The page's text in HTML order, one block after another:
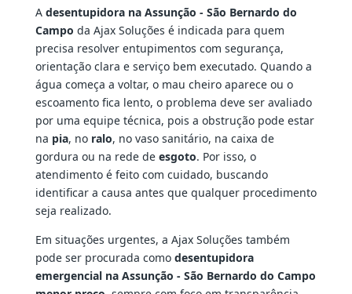
A desentupidora na Assunção - São Bernardo do
Campo da Ajax Soluções é indicada para quem
precisa resolver entupimentos com segurança,
orientação clara e serviço bem executado. Quando a
água começa a voltar, o mau cheiro aparece ou o
escoamento fica lento, o problema deve ser avaliado
por uma equipe técnica, pois a obstrução pode estar
na pia, no ralo, no vaso sanitário, na caixa de
gordura ou na rede de esgoto. Por isso, o
atendimento é feito com cuidado, buscando
identificar a causa antes que qualquer procedimento
seja realizado.
Em situações urgentes, a Ajax Soluções também
pode ser procurada como desentupidora
emergencial na Assunção - São Bernardo do Campo